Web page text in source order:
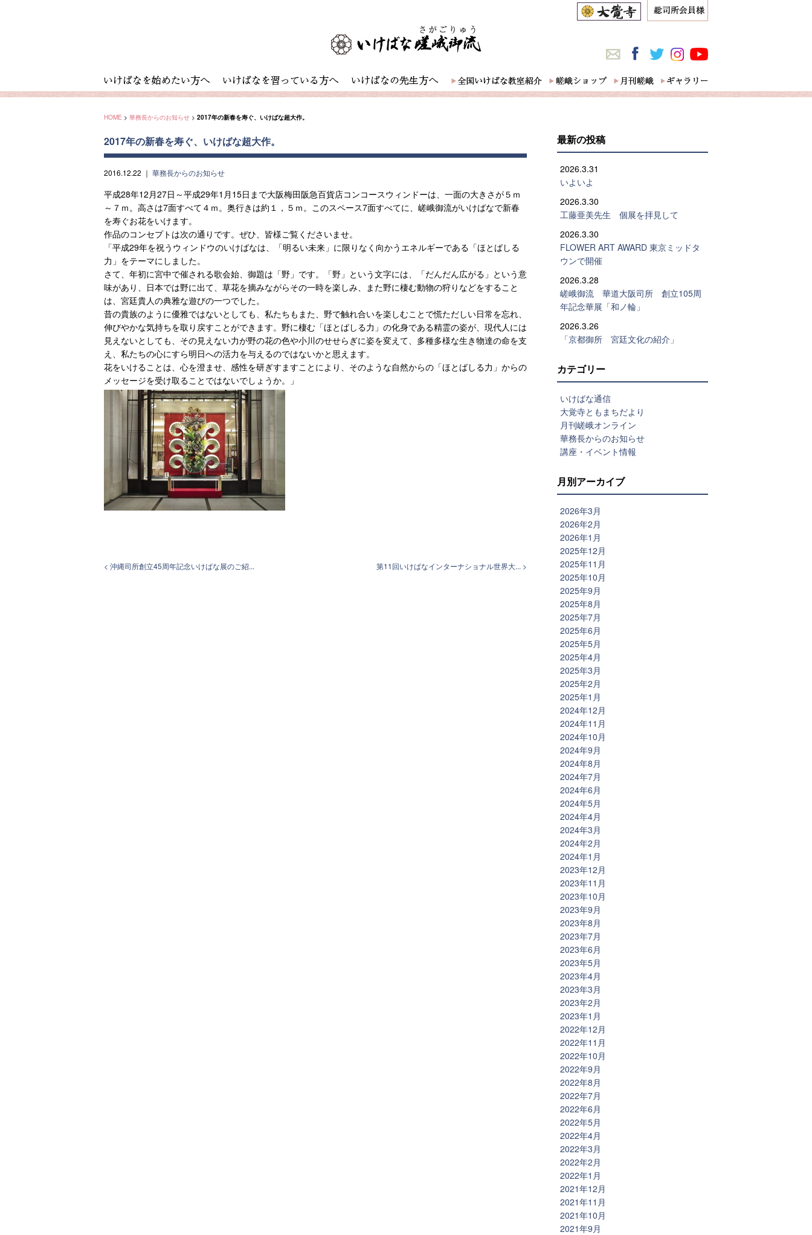
HOME > 華務長からのお知らせ > 2017年の新春を寿ぐ、いけばな超大作。
2017年の新春を寿ぐ、いけばな超大作。
2016.12.22 ｜ 華務長からのお知らせ
平成28年12月27日～平成29年1月15日まで大阪梅田阪急百貨店コンコースウィンドーは、一面の大きさが５ｍ
～７ｍ。高さは7面すべて４ｍ。奥行きは約１，５ｍ。このスペース7面すべてに、嵯峨御流がいけばなで新春
を寿ぐお花をいけます。
作品のコンセプトは次の通りです。ぜひ、皆様ご覧くださいませ。
「平成29年を祝うウィンドウのいけばなは、「明るい未来」に限りなく向かうエネルギーである「ほとばしる
力」をテーマにしました。
さて、年初に宮中で催される歌会始、御題は「野」です。「野」という文字には、「だんだん広がる」という意
味があり、日本では野に出て、草花を摘みながらその一時を楽しみ、また野に棲む動物の狩りなどをすること
は、宮廷貴人の典雅な遊びの一つでした。
昔の貴族のように優雅ではないとしても、私たちもまた、野で触れ合いを楽しむことで慌ただしい日常を忘れ、
伸びやかな気持ちを取り戻すことができます。野に棲む「ほとばしる力」の化身である精霊の姿が、現代人には
見えないとしても、その見えない力が野の花の色や小川のせせらぎに姿を変えて、多種多様な生き物達の命を支
え、私たちの心にすら明日への活力を与えるのではないかと思えます。
花をいけることは、心を澄ませ、感性を研ぎすますことにより、そのような自然からの「ほとばしる力」からの
メッセージを受け取ることではないでしょうか。」
< 沖縄司所創立45周年記念いけばな展のご紹... 第11回いけばなインターナショナル世界大... >
最新の投稿
2026.3.31
いよいよ
2026.3.30
工藤亜美先生 個展を拝見して
2026.3.30
FLOWER ART AWARD 東京ミッドタ
ウンで開催
2026.3.28
嵯峨御流 華道大阪司所 創立105周
年記念華展「和ノ輪」
2026.3.26
「京都御所 宮廷文化の紹介」
カテゴリー
いけばな通信
大覚寺ともまちだより
月刊嵯峨オンライン
華務長からのお知らせ
講座・イベント情報
月別アーカイブ
2026年3月
2026年2月
2026年1月
2025年12月
2025年11月
2025年10月
2025年9月
2025年8月
2025年7月
2025年6月
2025年5月
2025年4月
2025年3月
2025年2月
2025年1月
2024年12月
2024年11月
2024年10月
2024年9月
2024年8月
2024年7月
2024年6月
2024年5月
2024年4月
2024年3月
2024年2月
2024年1月
2023年12月
2023年11月
2023年10月
2023年9月
2023年8月
2023年7月
2023年6月
2023年5月
2023年4月
2023年3月
2023年2月
2023年1月
2022年12月
2022年11月
2022年10月
2022年9月
2022年8月
2022年7月
2022年6月
2022年5月
2022年4月
2022年3月
2022年2月
2022年1月
2021年12月
2021年11月
2021年10月
2021年9月